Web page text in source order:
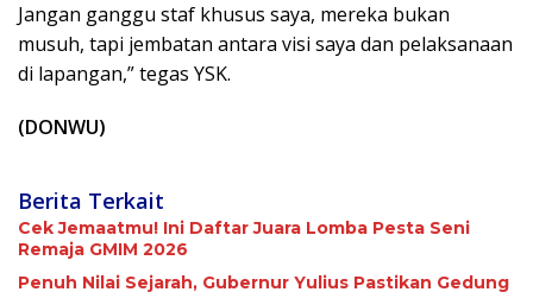
Jangan ganggu staf khusus saya, mereka bukan
musuh, tapi jembatan antara visi saya dan pelaksanaan
di lapangan,” tegas YSK.
(DONWU)
Berita Terkait
Cek Jemaatmu! Ini Daftar Juara Lomba Pesta Seni
Remaja GMIM 2026
Penuh Nilai Sejarah, Gubernur Yulius Pastikan Gedung